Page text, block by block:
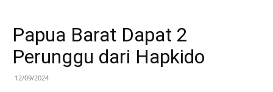
Papua Barat Dapat 2
Perunggu dari Hapkido
12/09/2024